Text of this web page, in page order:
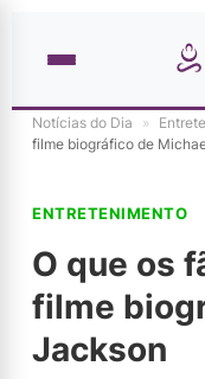
Notícias do Dia »
filme biográfico de
ENTRETENIMENTO
O que os
filme
Jackson